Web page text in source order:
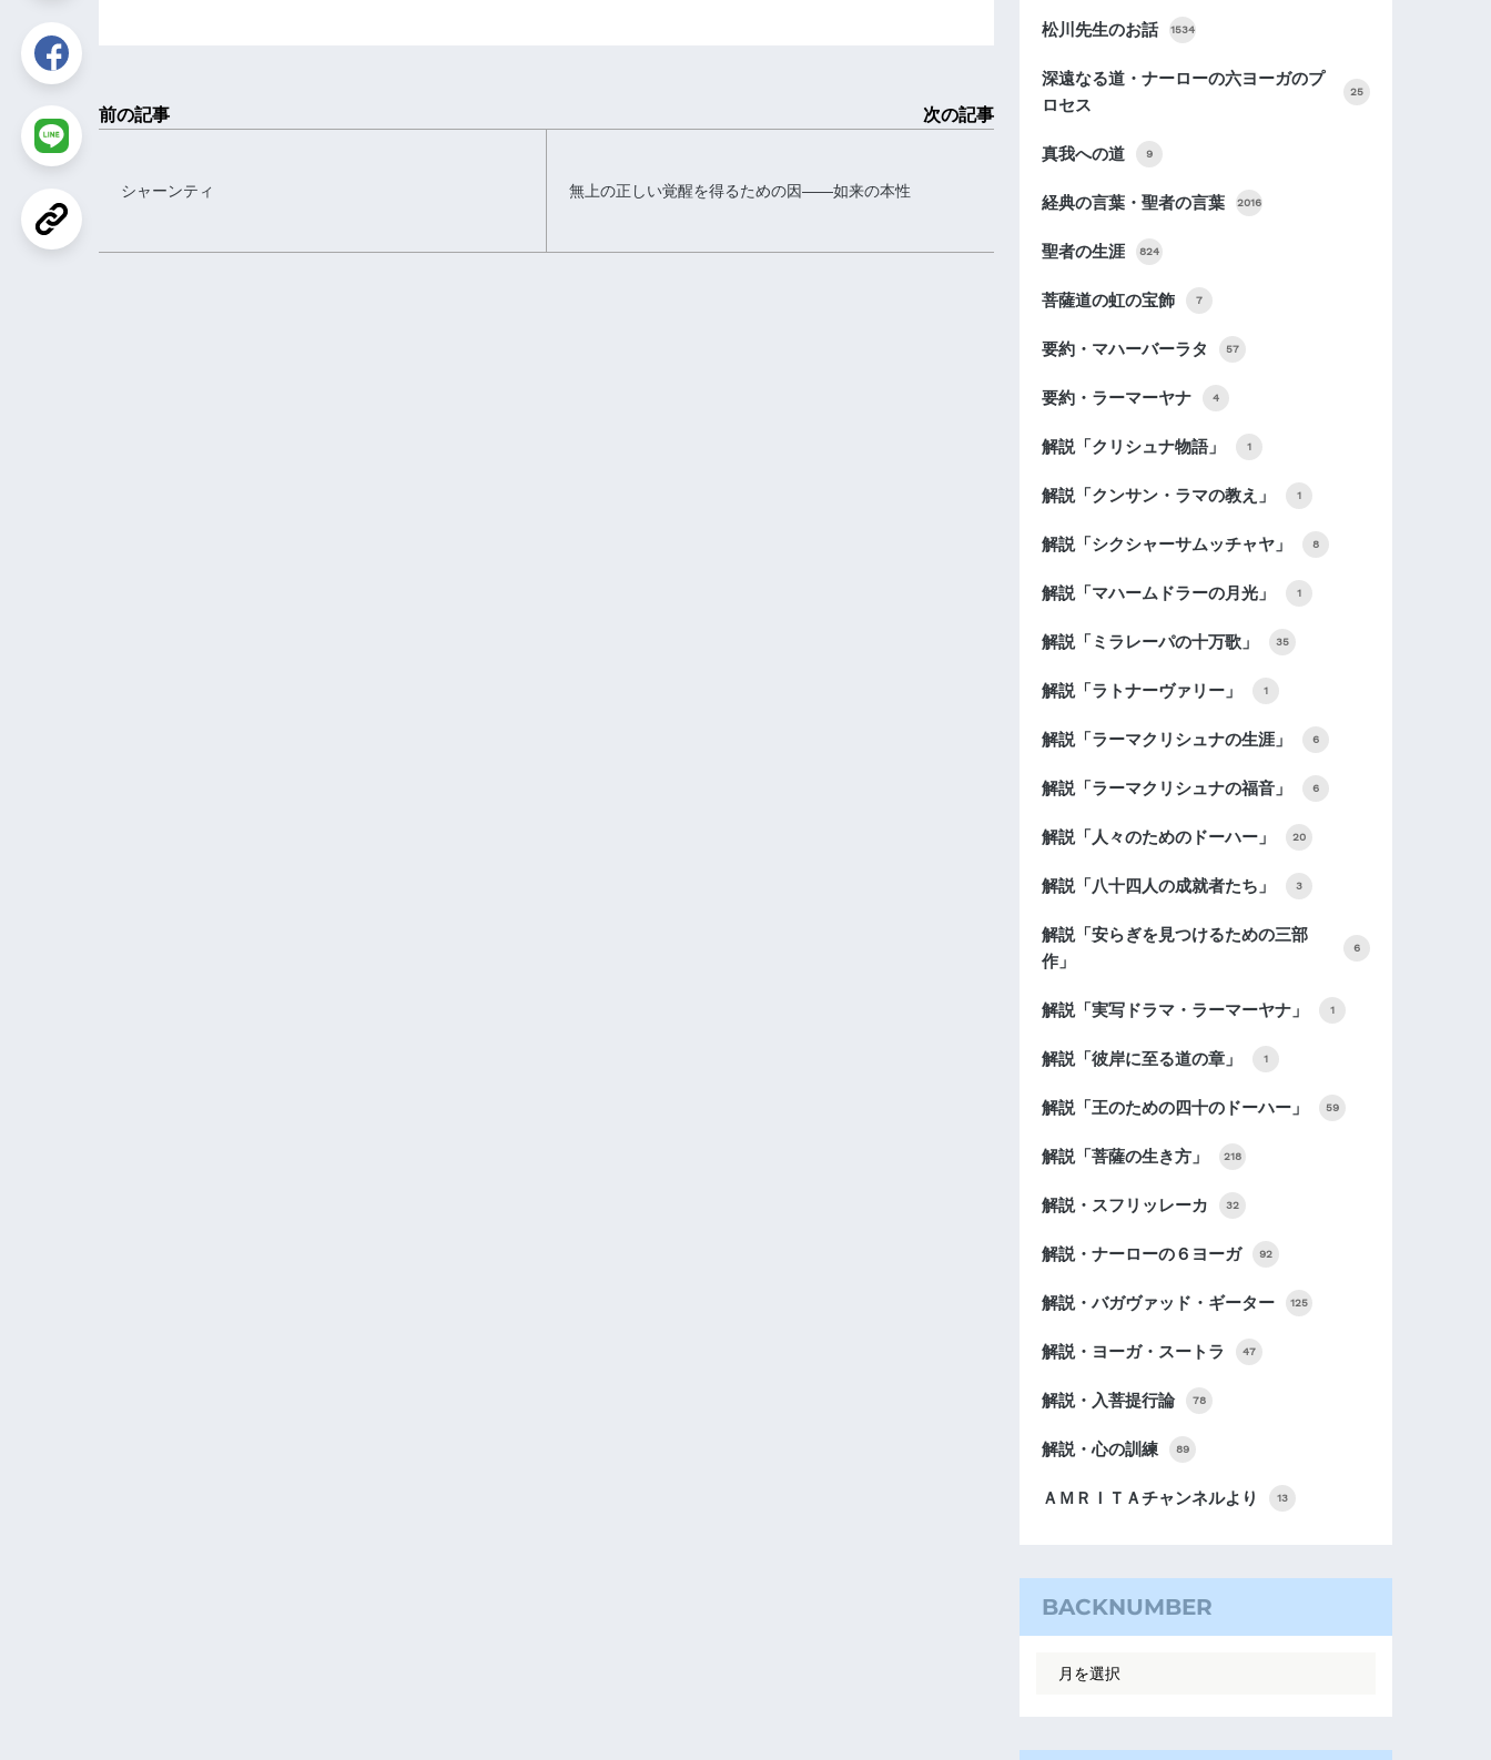
前の記事
シャーンティ
次の記事
無上の正しい覚醒を得るための因――如来の本性
松川先生のお話 1534
深遠なる道・ナーローの六ヨーガのプ
ロセス
25
真我への道 9
経典の言葉・聖者の言葉 2016
聖者の生涯 824
菩薩道の虹の宝飾 7
要約・マハーバーラタ 57
要約・ラーマーヤナ 4
解説「クリシュナ物語」 1
解説「クンサン・ラマの教え」 1
解説「シクシャーサムッチャヤ」 8
解説「マハームドラーの月光」 1
解説「ミラレーパの十万歌」 35
解説「ラトナーヴァリー」 1
解説「ラーマクリシュナの生涯」 6
解説「ラーマクリシュナの福音」 6
解説「人々のためのドーハー」 20
解説「八十四人の成就者たち」 3
解説「安らぎを見つけるための三部
作」
6
解説「実写ドラマ・ラーマーヤナ」 1
解説「彼岸に至る道の章」 1
解説「王のための四十のドーハー」 59
解説「菩薩の生き方」 218
解説・スフリッレーカ 32
解説・ナーローの６ヨーガ 92
解説・バガヴァッド・ギーター 125
解説・ヨーガ・スートラ 47
解説・入菩提行論 78
解説・心の訓練 89
ＡＭＲＩＴＡチャンネルより 13
BACKNUMBER